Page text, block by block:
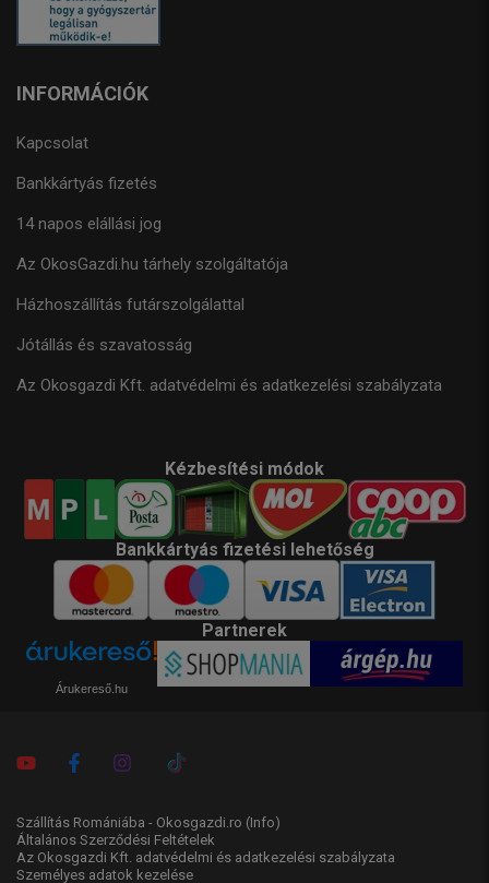
INFORMÁCIÓK
Kapcsolat
Bankkártyás fizetés
14 napos elállási jog
Az OkosGazdi.hu tárhely szolgáltatója
Házhoszállítás futárszolgálattal
Jótállás és szavatosság
Az Okosgazdi Kft. adatvédelmi és adatkezelési szabályzata
Kézbesítési módok
Bankkártyás fizetési lehetőség
Partnerek
Árukereső.hu
Szállítás Romániába - Okosgazdi.ro (Info)
Általános Szerződési Feltételek
Az Okosgazdi Kft. adatvédelmi és adatkezelési szabályzata
Személyes adatok kezelése